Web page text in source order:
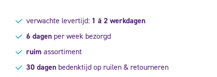
verwachte levertijd: 1 á 2 werkdagen
6 dagenper week bezorgd
ruim assortiment
30 dagenbedenktijd op ruilen & retourneren